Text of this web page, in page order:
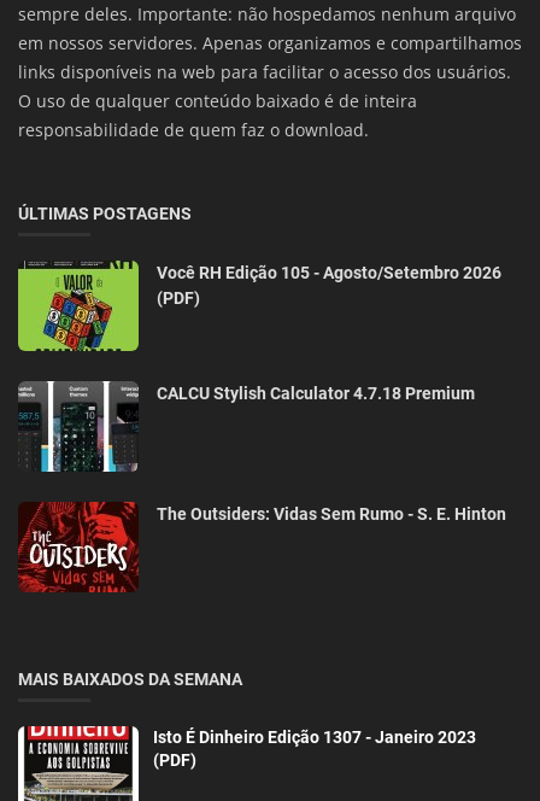
sempre deles. Importante: não hospedamos nenhum arquivo
em nossos servidores. Apenas organizamos e compartilhamos
links disponíveis na web para facilitar o acesso dos usuários.
O uso de qualquer conteúdo baixado é de inteira
responsabilidade de quem faz o download.
ÚLTIMAS POSTAGENS
Você RH Edição 105 - Agosto/Setembro 2026
(PDF)
CALCU Stylish Calculator 4.7.18 Premium
The Outsiders: Vidas Sem Rumo - S. E. Hinton
MAIS BAIXADOS DA SEMANA
Isto É Dinheiro Edição 1307 - Janeiro 2023
(PDF)